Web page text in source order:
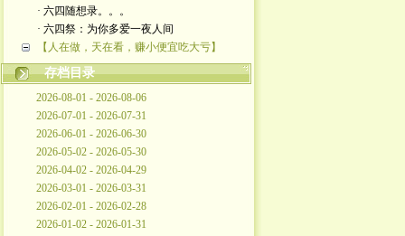
· 六四随想录。。。
· 六四祭：为你多爱一夜人间
【人在做，天在看，赚小便宜吃大亏】
存档目录
2026-08-01 - 2026-08-06
2026-07-01 - 2026-07-31
2026-06-01 - 2026-06-30
2026-05-02 - 2026-05-30
2026-04-02 - 2026-04-29
2026-03-01 - 2026-03-31
2026-02-01 - 2026-02-28
2026-01-02 - 2026-01-31